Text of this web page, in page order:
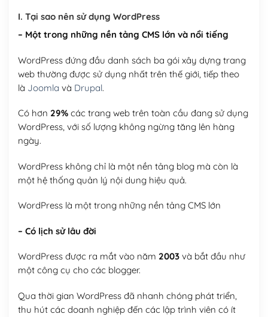
I. Tại sao nên sử dụng WordPress
– Một trong những nền tảng CMS lớn và nổi tiếng
WordPress đứng đầu danh sách ba gói xây dựng trang
web thường được sử dụng nhất trên thế giới, tiếp theo
là Joomla và Drupal.
Có hơn 29%các trang web trên toàn cầu đang sử dụng
WordPress, với số lượng không ngừng tăng lên hàng
ngày.
WordPress không chỉ là một nền tảng blog mà còn là
một hệ thống quản lý nội dung hiệu quả.
WordPress là một trong những nền tảng CMS lớn
– Có lịch sử lâu đời
WordPress được ra mắt vào năm 2003và bắt đầu như
một công cụ cho các blogger.
Qua thời gian WordPress đã nhanh chóng phát triển,
thu hút các doanh nghiệp đến các lập trình viên có ít